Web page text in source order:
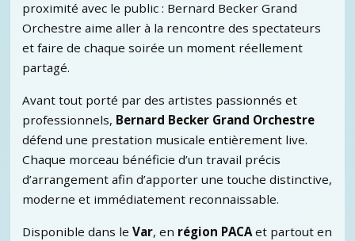
proximité avec le public : Bernard Becker Grand
Orchestre aime aller à la rencontre des spectateurs
et faire de chaque soirée un moment réellement
partagé.
Avant tout porté par des artistes passionnés et
professionnels, Bernard Becker Grand Orchestre
défend une prestation musicale entièrement live.
Chaque morceau bénéficie d’un travail précis
d’arrangement afin d’apporter une touche distinctive,
moderne et immédiatement reconnaissable.
Disponible dans le Var, en région PACAet partout en